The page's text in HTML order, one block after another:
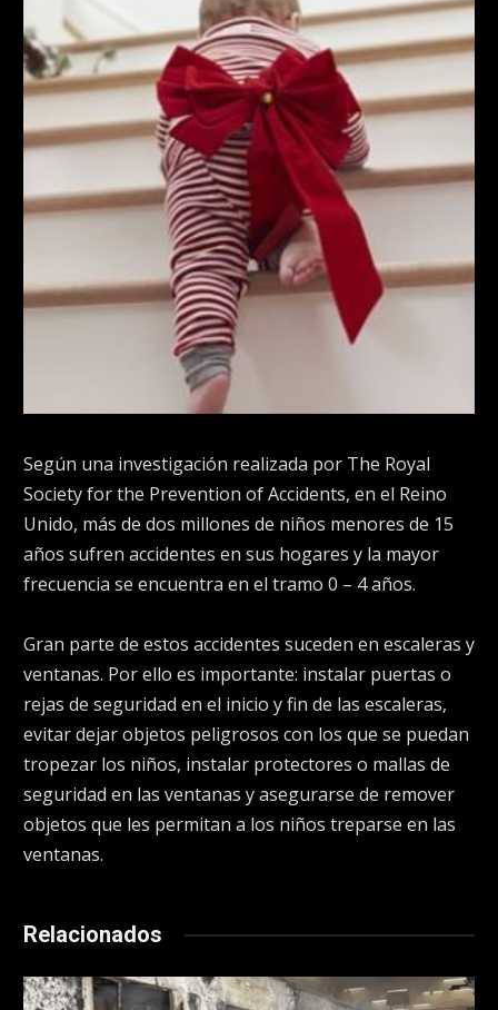
Según una investigación realizada por The Royal
Society for the Prevention of Accidents, en el Reino
Unido, más de dos millones de niños menores de 15
años sufren accidentes en sus hogares y la mayor
frecuencia se encuentra en el tramo 0 – 4 años.
Gran parte de estos accidentes suceden en escaleras y
ventanas. Por ello es importante: instalar puertas o
rejas de seguridad en el inicio y fin de las escaleras,
evitar dejar objetos peligrosos con los que se puedan
tropezar los niños, instalar protectores o mallas de
seguridad en las ventanas y asegurarse de remover
objetos que les permitan a los niños treparse en las
ventanas.
Relacionados